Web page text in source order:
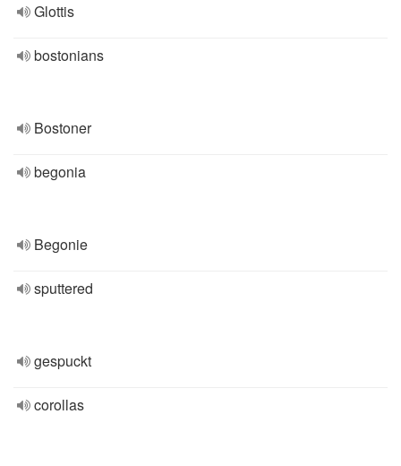
Glottis
bostonians
Bostoner
begonia
Begonie
sputtered
gespuckt
corollas